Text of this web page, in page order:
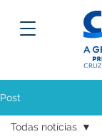
Post
Todas notícias